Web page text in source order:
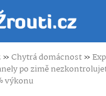
»Chytrá domácnost»
po zimě
výkonu